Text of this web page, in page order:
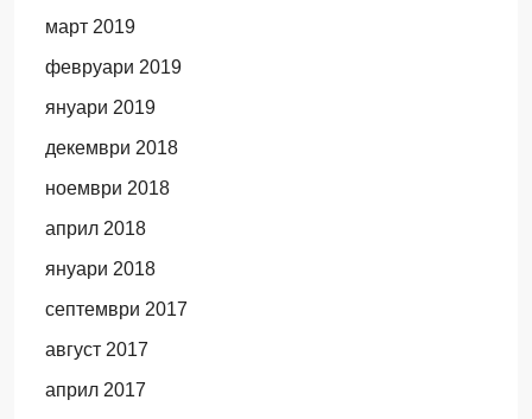
март 2019
февруари 2019
януари 2019
декември 2018
ноември 2018
април 2018
януари 2018
септември 2017
август 2017
април 2017